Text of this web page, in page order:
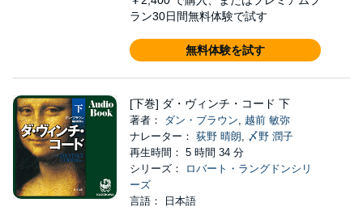
ラン30日間無料体験で試す
無料体験を試す
[下巻] ダ・ヴィンチ・コード 下
著者： ダン・ブラウン, 越前 敏弥
ナレーター： 荻野 晴朗, 〆野 潤子
再生時間： 5 時間 34 分
シリーズ：
ロバート・ラングドンシリ
ーズ
言語： 日本語